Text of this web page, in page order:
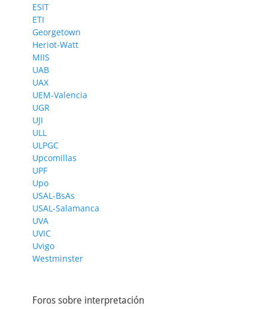
ESIT
ETI
Georgetown
Heriot-Watt
MIIS
UAB
UAX
UEM-Valencia
UGR
UJI
ULL
ULPGC
Upcomillas
UPF
Upo
USAL-BsAs
USAL-Salamanca
UVA
UVIC
Uvigo
Westminster
Foros sobre interpretación